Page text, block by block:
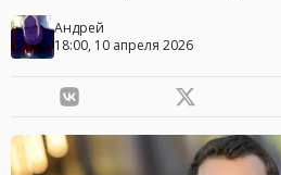
Андрей
18:00, 10 апреля 2026